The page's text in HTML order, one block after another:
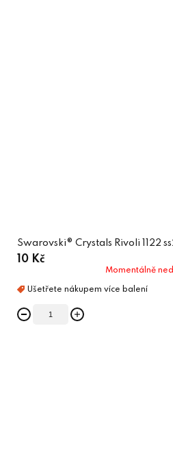
Swarovski® Crystals Rivoli 1122
10 Kč
Momentálně